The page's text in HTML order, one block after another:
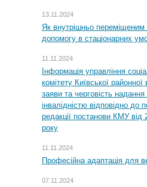
13.11.2024
Як внутрішньо переміщеним
допомогу в стаціонарних
11.11.2024
Інформація управління
комітету Київської
заяви та черговість надання
інвалідністю відповідно
редакції постанови КМУ
року
11.11.2024
Професійна адаптація для
07.11.2024